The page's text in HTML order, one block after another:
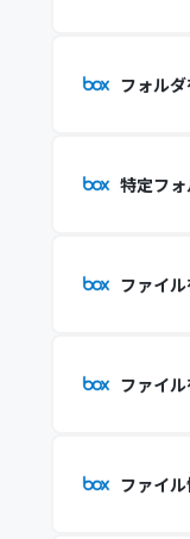
フォル
特定フ
ファイ
ファイ
ファイ